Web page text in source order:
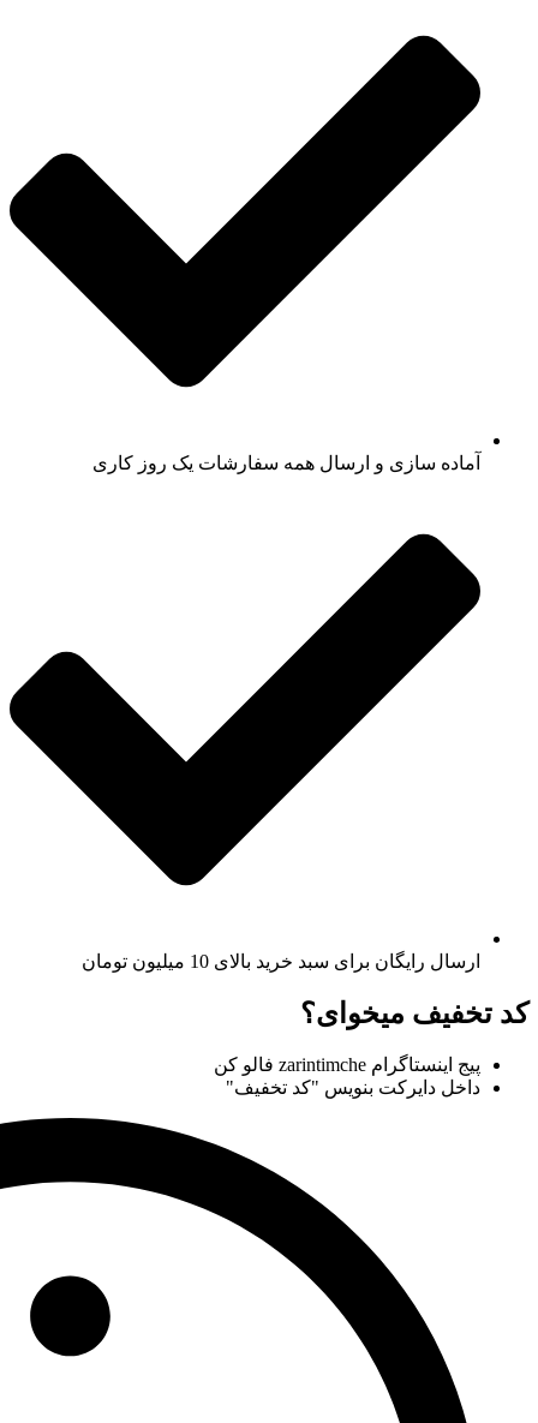
آماده سازی و ارسال همه سفارشات یک روز کاری
ارسال رایگان برای سبد خرید بالای 10 میلیون تومان
کد تخفیف میخوای؟
پیج اینستاگرام zarintimche فالو کن
داخل دایرکت بنویس "کد تخفیف"